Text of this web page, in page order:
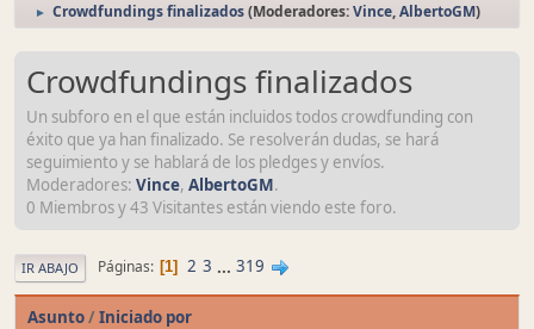
► Crowdfundings finalizados(Moderadores:Vince,AlbertoGM)
Crowdfundings finalizados
Un subforo en el que están incluidos todos crowdfunding con
éxito que ya han finalizado. Se resolverán dudas, se hará
seguimiento y se hablará de los pledges y envíos.
Moderadores: Vince, AlbertoGM.
0 Miembros y 43 Visitantes están viendo este foro.
IR ABAJO Páginas 1 2 3 ... 319
Asunto/Iniciado por